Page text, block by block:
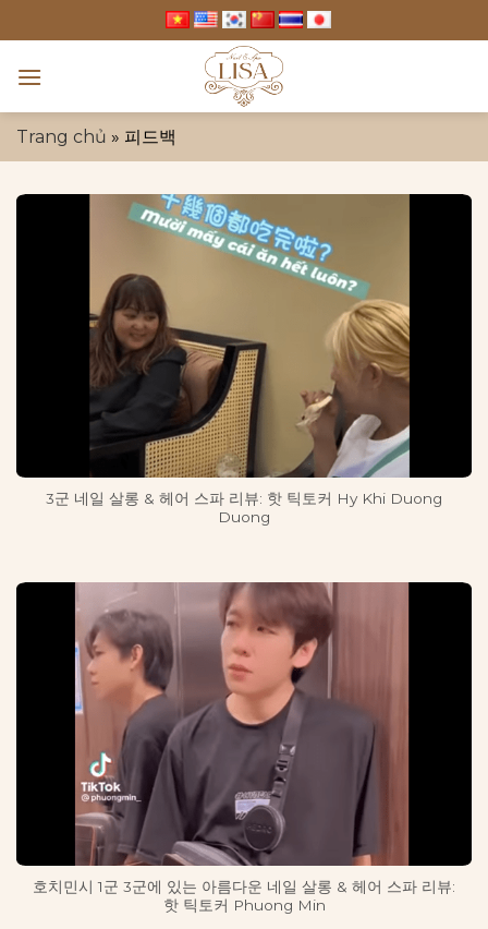
to
content
Trang chủ » 피드백
3군 네일 살롱 & 헤어 스파 리뷰: 핫 틱토커 Hy Khi Duong
Duong
호치민시 1군 3군에 있는 아름다운 네일 살롱 & 헤어 스파 리뷰:
핫 틱토커 Phuong Min